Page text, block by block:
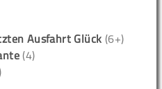
Ausfahrt Glück (6+)
(4)